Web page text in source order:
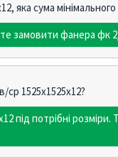
яка сума
замовити фанера фк
1525х1525х12?
під потрібні